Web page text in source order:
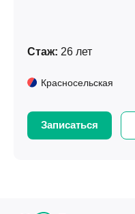
Стаж: 26 лет
Красносельская
Записаться